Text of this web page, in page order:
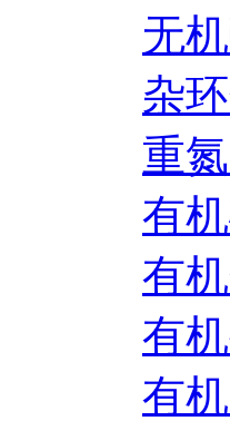
无
杂
重
有
有
有
有